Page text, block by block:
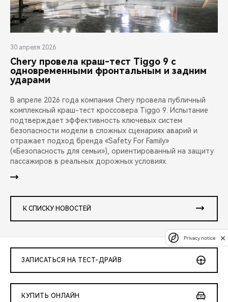
30 апреля 2026
Chery провела краш-тест Tiggo 9 с
одновременными фронтальным и задним
ударами
В апреле 2026 года компания Chery провела публичный
комплексный краш-тест кроссовера Tiggo 9. Испытание
подтверждает эффективность ключевых систем
безопасности модели в сложных сценариях аварий и
отражает подход бренда «Safety For Family»
(«Безопасность для семьи»), ориентированный на защиту
пассажиров в реальных дорожных условиях.
К СПИСКУ НОВОСТЕЙ
ЗАПИСАТЬСЯ НА ТЕСТ-ДРАЙВ
КУПИТЬ ОНЛАЙН
Privacy notice